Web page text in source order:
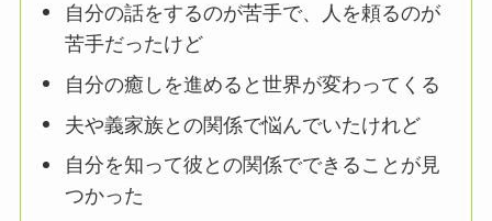
自分の話をするのが苦手で、人を頼るのが
苦手だったけど
自分の癒しを進めると世界が変わってくる
夫や義家族との関係で悩んでいたけれど
自分を知って彼との関係でできることが見
つかった